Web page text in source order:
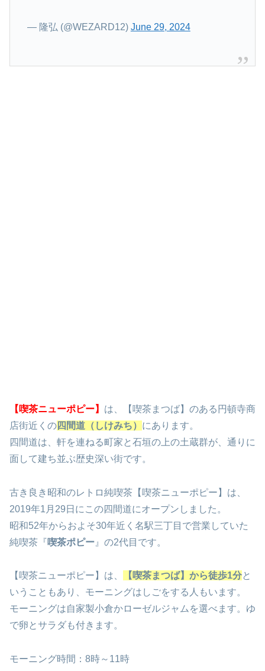
— 隆弘 (@WEZARD12) June 29, 2024
【喫茶ニューポピー】 は、【喫茶まつば】のある円頓寺商
店街近くの四間道（しけみち） にあります。
四間道は、軒を連ねる町家と石垣の上の土蔵群が、通りに
面して建ち並ぶ歴史深い街です。
古き良き昭和のレトロ純喫茶【喫茶ニューポピー】は、
2019年1月29日にこの四間道にオープンしました。
昭和52年からおよそ30年近く名駅三丁目で営業していた
純喫茶『喫茶ポピー 』の2代目です。
【喫茶ニューポピー】は、 【喫茶まつば】から徒歩1分と
いうこともあり、モーニングはしごをする人もいます。
モーニングは自家製小倉かローゼルジャムを選べます。ゆ
で卵とサラダも付きます。
モーニング時間：8時～11時